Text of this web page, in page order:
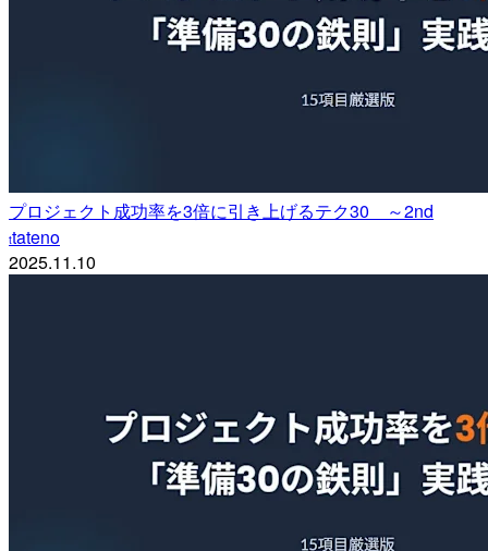
プロジェクト成功率を3倍に引き上げるテク30 ～2nd
ttateno
2025.11.10